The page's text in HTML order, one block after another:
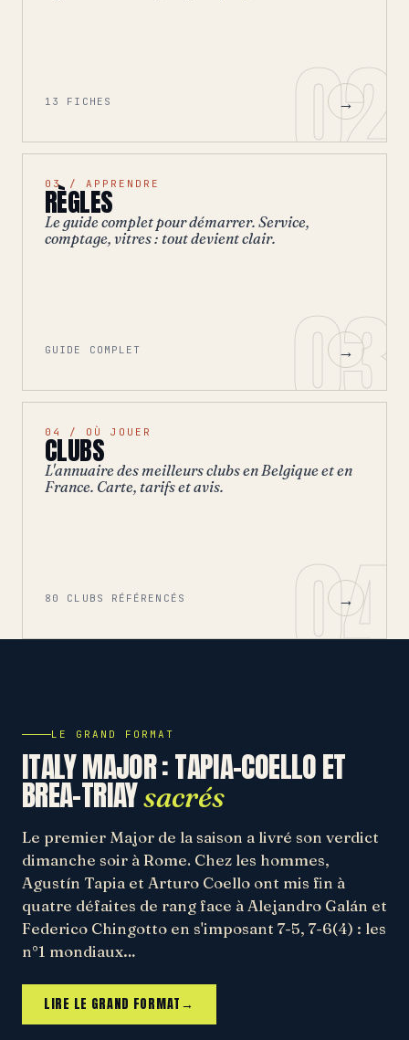
02
13 FICHES →
03
03 / APPRENDRE
RÈGLES
Le guide complet pour démarrer. Service,
comptage, vitres : tout devient clair.
GUIDE COMPLET →
04
04 / OÙ JOUER
CLUBS
L'annuaire des meilleurs clubs en Belgique et en
France. Carte, tarifs et avis.
80 CLUBS RÉFÉRENCÉS →
LE GRAND FORMAT
ITALY MAJOR : TAPIA-COELLO ET
BREA-TRIAYsacrés
Le premier Major de la saison a livré son verdict
dimanche soir à Rome. Chez les hommes,
Agustín Tapia et Arturo Coello ont mis fin à
quatre défaites de rang face à Alejandro Galán et
Federico Chingotto en s'imposant 7-5, 7-6(4) : les
n°1 mondiaux…
LIRE LE GRAND FORMAT→